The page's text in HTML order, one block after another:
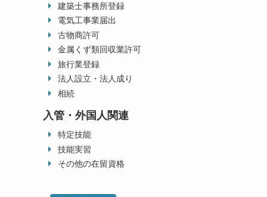
建築士事務所登録
電気工事業届出
古物商許可
金属くず類回収業許可
旅行業登録
法人設立・法人成り
相続
入管・外国人関連
特定技能
技能実習
その他の在留資格